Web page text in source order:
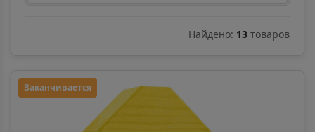
Найдено: 13 товаров
Заканчивается